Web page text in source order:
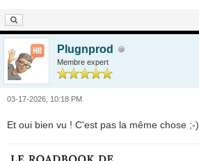
Plugnprod
Membre expert
03-17-2026, 10:18 PM
Et oui bien vu ! C'est pas la même chose ;-)